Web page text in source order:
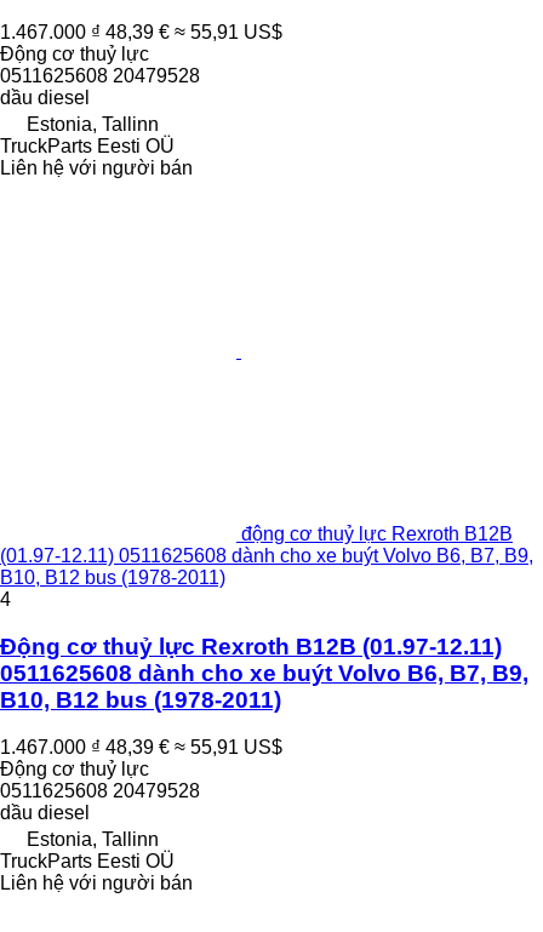
1.467.000 ₫ 48,39 € ≈ 55,91 US$
Động cơ thuỷ lực
0511625608 20479528
dầu diesel
Estonia, Tallinn
TruckParts Eesti OÜ
Liên hệ với người bán
động cơ thuỷ lực Rexroth B12B
(01.97-12.11) 0511625608 dành cho xe buýt Volvo B6, B7, B9,
B10, B12 bus (1978-2011)
4
Động cơ thuỷ lực Rexroth B12B (01.97-12.11)
0511625608 dành cho xe buýt Volvo B6, B7, B9,
B10, B12 bus (1978-2011)
1.467.000 ₫ 48,39 € ≈ 55,91 US$
Động cơ thuỷ lực
0511625608 20479528
dầu diesel
Estonia, Tallinn
TruckParts Eesti OÜ
Liên hệ với người bán